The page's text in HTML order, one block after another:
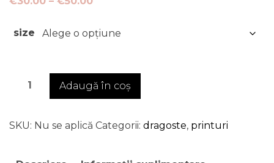
prețuri:
la
€50.00
size
Cantitate
carte
Adaugă în coș
SKU: Nu se aplică Categorii: dragoste, printuri